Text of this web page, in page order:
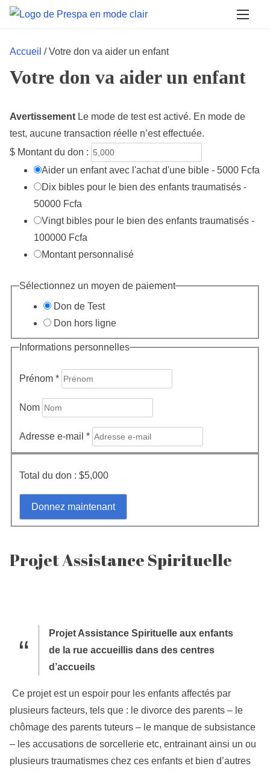
Accueil / Votre don va aider un enfant
Votre don va aider un enfant
Avertissement Le mode de test est activé. En mode de
test, aucune transaction réelle n’est effectuée.
$ Montant du don :
Aider un enfant avec l'achat d'une bible - 5000 Fcfa
Dix bibles pour le bien des enfants traumatisés -
50000 Fcfa
Vingt bibles pour le bien des enfants traumatisés -
100000 Fcfa
Montant personnalisé
Sélectionnez un moyen de paiement
Don de Test
Don hors ligne
Informations personnelles
Prénom *
Nom
Adresse e-mail *
Total du don : $5,000
Projet Assistance Spirituelle
Projet Assistance Spirituelle aux enfants
de la rue accueillis dans des centres
d’accueils
Ce projet est un espoir pour les enfants affectés par
plusieurs facteurs, tels que : le divorce des parents – le
chômage des parents tuteurs – le manque de subsistance
– les accusations de sorcellerie etc, entrainant ainsi un ou
plusieurs traumatismes chez ces enfants et bien d’autres